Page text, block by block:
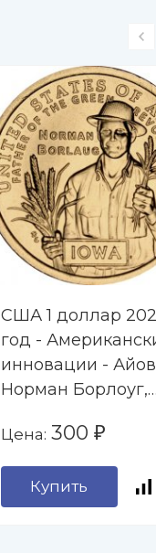
США 1 доллар
год -
инновации -
Норман Борлоуг,
революции (D)
Цена: 300 ₽
Купить